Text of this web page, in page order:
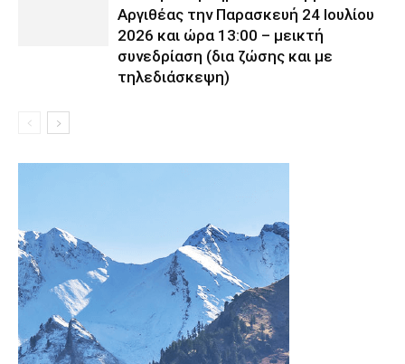
Αργιθέας την Παρασκευή 24 Ιουλίου
2026 και ώρα 13:00 – μεικτή
συνεδρίαση (δια ζώσης και με
τηλεδιάσκεψη)